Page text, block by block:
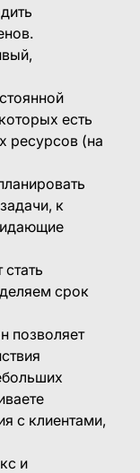
есть
ресурсов (на
к
срок
позволяет
с клиентами,
и